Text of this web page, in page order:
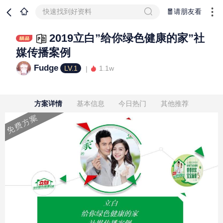
快速找到好资料 🧧请朋友看
2019立白”给你绿色健康的家”社
媒传播案例
Fudge LV.1 1.1w
方案详情 基本信息 今日热门 其他推荐